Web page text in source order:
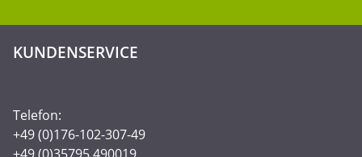
KUNDENSERVICE
Telefon:
+49 (0)176-102-307-49